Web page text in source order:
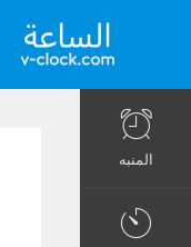
المنبه